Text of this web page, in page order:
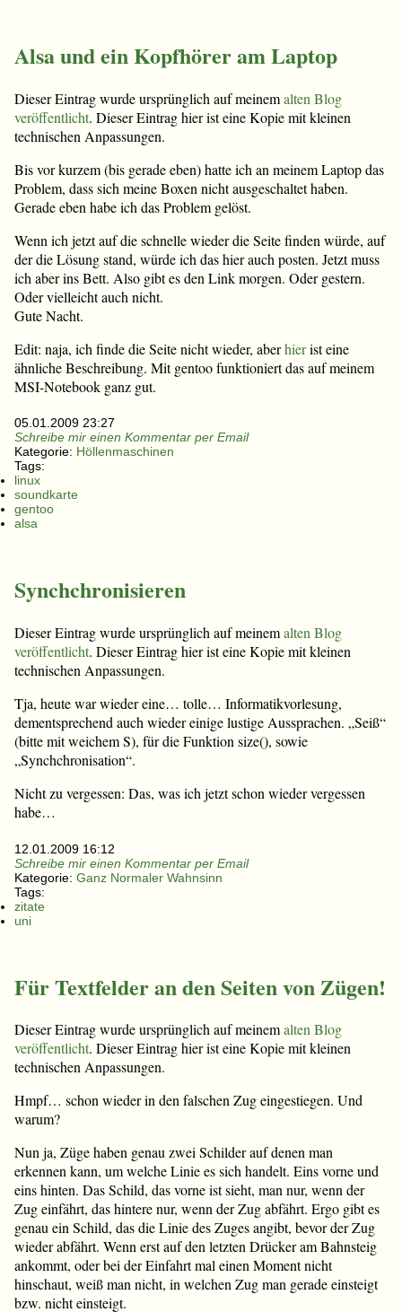
Alsa und ein Kopfhörer am Laptop
Dieser Eintrag wurde ursprünglich auf meinemalten Blog
veröffentlicht. Dieser Eintrag hier ist eine Kopie mit kleinen
technischen Anpassungen.
Bis vor kurzem (bis gerade eben) hatte ich an meinem Laptop das
Problem, dass sich meine Boxen nicht ausgeschaltet haben.
Gerade eben habe ich das Problem gelöst.
Wenn ich jetzt auf die schnelle wieder die Seite finden würde, auf
der die Lösung stand, würde ich das hier auch posten. Jetzt muss
ich aber ins Bett. Also gibt es den Link morgen. Oder gestern.
Oder vielleicht auch nicht.
Gute Nacht.
Edit: naja, ich finde die Seite nicht wieder, aberhierist eine
ähnliche Beschreibung. Mit gentoo funktioniert das auf meinem
MSI-Notebook ganz gut.
05.01.2009 23:27
Schreibe mir einen Kommentar per Email
Kategorie: Höllenmaschinen
Tags:
linux
soundkarte
gentoo
alsa
Synchchronisieren
Dieser Eintrag wurde ursprünglich auf meinemalten Blog
veröffentlicht. Dieser Eintrag hier ist eine Kopie mit kleinen
technischen Anpassungen.
Tja, heute war wieder eine… tolle… Informatikvorlesung,
dementsprechend auch wieder einige lustige Aussprachen. „Seiß“
(bitte mit weichem S), für die Funktion size(), sowie
„Synchchronisation“.
Nicht zu vergessen: Das, was ich jetzt schon wieder vergessen
habe…
12.01.2009 16:12
Schreibe mir einen Kommentar per Email
Kategorie: Ganz Normaler Wahnsinn
Tags:
zitate
uni
Für Textfelder an den Seiten von Zügen!
Dieser Eintrag wurde ursprünglich auf meinemalten Blog
veröffentlicht. Dieser Eintrag hier ist eine Kopie mit kleinen
technischen Anpassungen.
Hmpf… schon wieder in den falschen Zug eingestiegen. Und
warum?
Nun ja, Züge haben genau zwei Schilder auf denen man
erkennen kann, um welche Linie es sich handelt. Eins vorne und
eins hinten. Das Schild, das vorne ist sieht, man nur, wenn der
Zug einfährt, das hintere nur, wenn der Zug abfährt. Ergo gibt es
genau ein Schild, das die Linie des Zuges angibt, bevor der Zug
wieder abfährt. Wenn erst auf den letzten Drücker am Bahnsteig
ankommt, oder bei der Einfahrt mal einen Moment nicht
hinschaut, weiß man nicht, in welchen Zug man gerade einsteigt
bzw. nicht einsteigt.